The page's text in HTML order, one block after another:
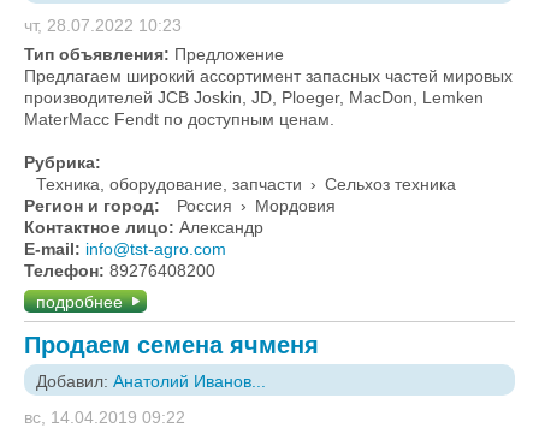
чт, 28.07.2022 10:23
Тип объявления: Предложение
Предлагаем широкий ассортимент запасных частей мировых
производителей JCB Joskin, JD, Ploeger, MacDon, Lemken
MaterMacc Fendt по доступным ценам.
Рубрика:
Техника, оборудование, запчасти › Сельхоз техника
Регион и город:
Россия › Мордовия
Контактное лицо: Александр
E-mail: info@tst-agro.com
Телефон: 89276408200
подробнее
Продаем семена ячменя
Добавил: Анатолий Иванов...
вс, 14.04.2019 09:22